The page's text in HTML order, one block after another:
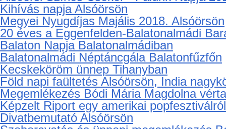
Kihívás napja Alsóörsön
Megyei Nyugdíjas Majális 2018. Alsóörsön
20 éves a Eggenfelden-Balatonalmádi
Balaton Napja Balatonalmádiban
Balatonalmádi Néptáncgála Balatonfűzfőn
Kecskeköröm ünnep Tihanyban
Föld napi faültetés Alsóörsön, India
Megemlékezés Bódi Mária Magdolna
Képzelt Riport egy amerikai
Divatbemutató Alsóörsön